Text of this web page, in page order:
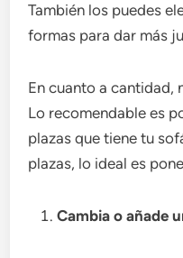
También los puedes
formas para dar más
En cuanto a cantidad,
Lo recomendable es
plazas que tiene tu
plazas, lo ideal es
Cambia o añade